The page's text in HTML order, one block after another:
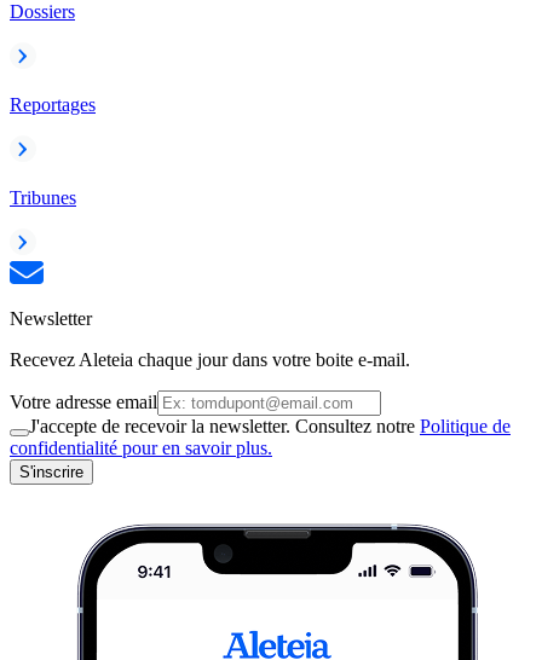
Dossiers
Reportages
Tribunes
Newsletter
Recevez Aleteia chaque jour dans votre boite e-mail.
Votre adresse email
J'accepte de recevoir la newsletter. Consultez notre Politique de
confidentialité pour en savoir plus.
S'inscrire